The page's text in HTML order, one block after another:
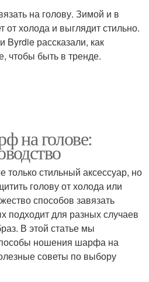
на голову. Зимой и в
холода и выглядит стильно.
рассказали, как
чтобы быть в тренде.
на голове:
стильный аксессуар, но
голову от холода или
способов завязать
подходит для разных случаев
В этой статье мы
ношения шарфа на
советы по выбору